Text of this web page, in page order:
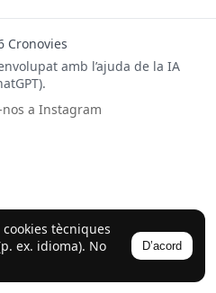
tècniques
ex. idioma). No
D’acord
Cronovies
amb l’ajuda de la IA
nos a Instagram